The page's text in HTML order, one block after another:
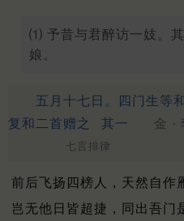
⑴ 予昔与君醉访一妓。
娘。
五月十七日。四门生等
复和二首赠之
其一 金 ·
七言排律
前后飞扬四榜人，天然自作
岂无他日皆超捷，同出吾门